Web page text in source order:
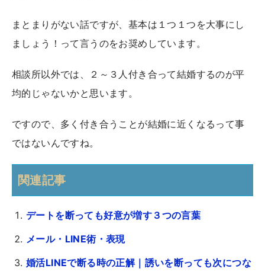
まとまりがない話ですが、基本は１つ１つを大事にし
ましょう！って言うのをお奨めしています。
相談所以外では、２～３人付き合って結婚するのが平
均的じゃないかと思います。
ですので、多く付き合うことが結婚に近くなるって事
ではないんですね。
関連記事
デートを断っても好意が増す３つの言葉
メール・LINE術・表現
婚活LINEで断る時の正解｜誘いを断っても次につな